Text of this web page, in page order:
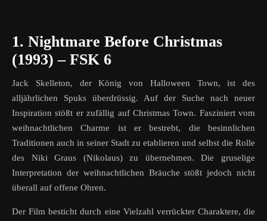
1. Nightmare Before Christmas
(1993) – FSK 6
Jack Skelleton, der König von Halloween Town, ist des
alljährlichen Spuks überdrüssig. Auf der Suche nach neuer
Inspiration stößt er zufällig auf Christmas Town. Fasziniert vom
weihnachtlichen Charme ist er bestrebt, die besinnlichen
Traditionen auch in seiner Stadt zu etablieren und selbst die Rolle
des Niki Graus (Nikolaus) zu übernehmen. Die gruselige
Interpretation der weihnachtlichen Bräuche stößt jedoch nicht
überall auf offene Ohren.
Der Film besticht durch eine Vielzahl verrückter Charaktere, die